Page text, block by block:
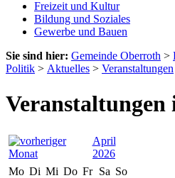
Freizeit und Kultur
Bildung und Soziales
Gewerbe und Bauen
Sie sind hier: Gemeinde Oberroth >
Politik > Aktuelles > Veranstaltungen
April
2026
Mo Di Mi Do Fr Sa So